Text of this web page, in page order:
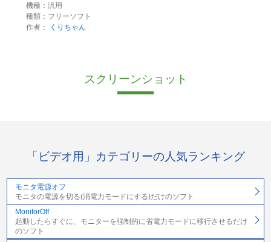
機種：汎用
種類：フリーソフト
作者：
くりちゃん
スクリーンショット
「ビデオ用」カテゴリーの人気ランキング
モニタ電源オフ
モニタの電源を切る(消電力モードにする)だけのソフト
MonitorOff
起動したらすぐに、モニターを強制的に省電力モードに移行させるだけ
のソフト